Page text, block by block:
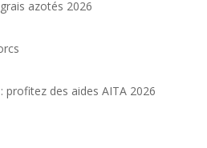
azotés 2026
profitez des aides AITA 2026